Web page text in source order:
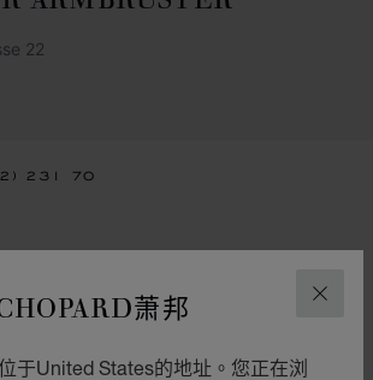
关闭
萧邦
于United States的地址。您正在浏
22
231 70